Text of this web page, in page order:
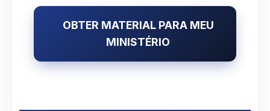
OBTER MATERIAL PARA MEU
MINISTÉRIO